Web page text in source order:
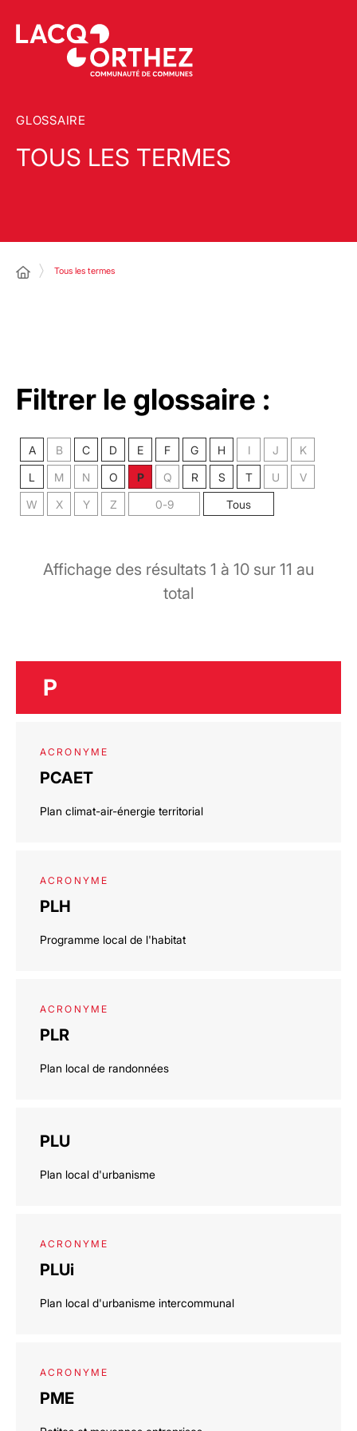
GLOSSAIRE
TOUS LES TERMES
Tous les termes
Filtrer le glossaire :
A B C D E F G H I J
K
L
M N O P Q R S T U
V
W
X Y Z 0-9 Tous
Affichage des résultats 1 à 10 sur 11 au
total
P
ACRONYME
PCAET
Plan climat-air-énergie territorial
ACRONYME
PLH
Programme local de l'habitat
ACRONYME
PLR
Plan local de randonnées
PLU
Plan local d'urbanisme
ACRONYME
PLUi
Plan local d'urbanisme intercommunal
ACRONYME
PME